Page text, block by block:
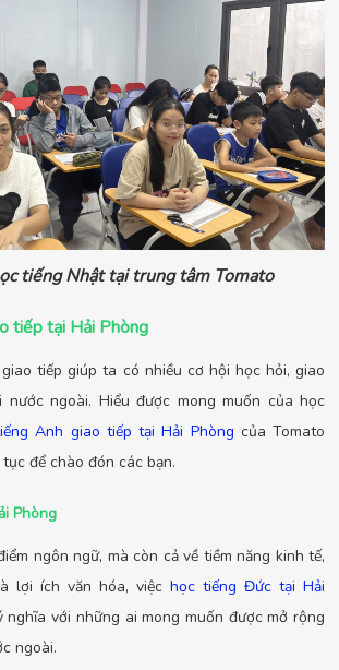
tiếng Nhật tại trung tâm Tomato
tiếp tại Hải Phòng
tiếp giúp ta có nhiều cơ hội học hỏi, giao
nước ngoài. Hiểu được mong muốn của học
Anh giao tiếp tại Hải Phòng của Tomato
để chào đón các bạn.
Phòng
ngôn ngữ, mà còn cả về tiềm năng kinh tế,
lợi ích văn hóa, việc học tiếng Đức tại Hải
nghĩa với những ai mong muốn được mở rộng
ngoài.